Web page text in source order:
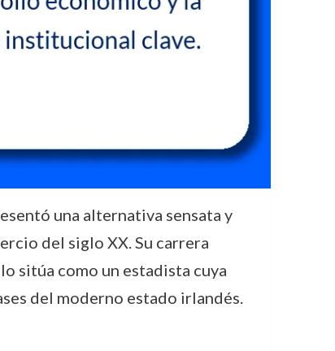
una alternativa sensata y
del siglo XX. Su carrera
sitúa como un estadista cuya
del moderno estado irlandés.